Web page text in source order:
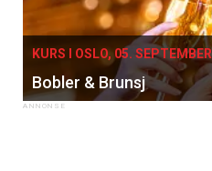
KURS I OSLO, 05. SEPTEMBER
Bobler & Brunsj